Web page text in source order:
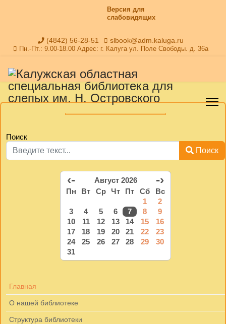
Версия для
слабовидящих
(4842) 56-28-51 slbook@adm.kaluga.ru
Пн.-Пт.: 9.00-18.00 Адрес: г. Калуга ул. Поле Свободы. д. 36а
Поиск
Поиск
‹- Август 2026 -›
Пн Вт Ср Чт Пт Сб
Вс
1
2
3
4 5 6 7 8
9
10
11 12 13 14 15
16
17
18 19 20 21 22
23
24
25 26 27 28 29
30
31
Главная
О нашей библиотеке
Структура библиотеки